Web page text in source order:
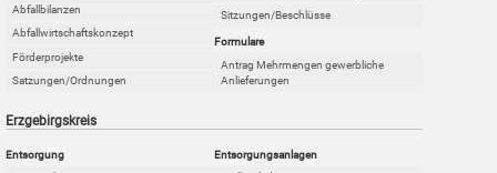
Abfallbilanzen
Abfallwirtschaftskonzept
Förderprojekte
Satzungen/Ordnungen
Sitzungen/Beschlüsse
Formulare
Antrag Mehrmengen gewerbliche
Anlieferungen
Erzgebirgskreis
Entsorgung
Entsorgungsanlagen